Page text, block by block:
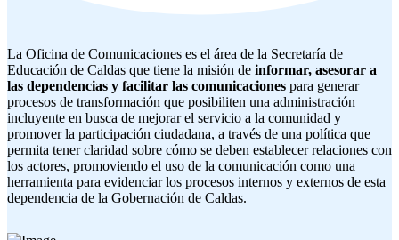
La Oficina de Comunicaciones es el área de la Secretaría de
Educación de Caldas que tiene la misión de informar, asesorar a
las dependencias y facilitar las comunicaciones para generar
procesos de transformación que posibiliten una administración
incluyente en busca de mejorar el servicio a la comunidad y
promover la participación ciudadana, a través de una política que
permita tener claridad sobre cómo se deben establecer relaciones con
los actores, promoviendo el uso de la comunicación como una
herramienta para evidenciar los procesos internos y externos de esta
dependencia de la Gobernación de Caldas.